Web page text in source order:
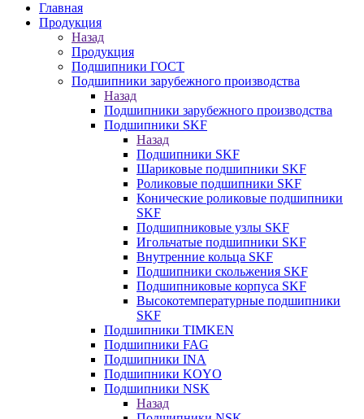
Главная
Продукция
Назад
Продукция
Подшипники ГОСТ
Подшипники зарубежного производства
Назад
Подшипники зарубежного производства
Подшипники SKF
Назад
Подшипники SKF
Шариковые подшипники SKF
Роликовые подшипники SKF
Конические роликовые подшипники
SKF
Подшипниковые узлы SKF
Игольчатые подшипники SKF
Внутренние кольца SKF
Подшипники скольжения SKF
Подшипниковые корпуса SKF
Высокотемпературные подшипники
SKF
Подшипники TIMKEN
Подшипники FAG
Подшипники INA
Подшипники KOYO
Подшипники NSK
Назад